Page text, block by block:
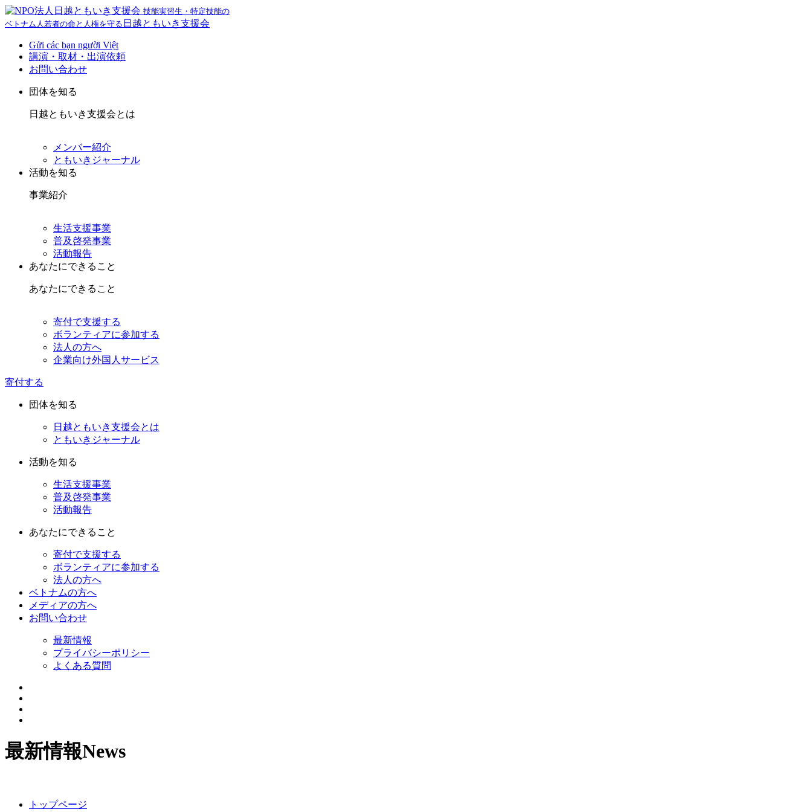
技能実習生・特定技能の
ベトナム人若者の命と人権を守る 日越ともいき支援会
Gửi các bạn người Việt
講演・取材・出演依頼
お問い合わせ
団体を知る
日越ともいき支援会とは
メンバー紹介
ともいきジャーナル
活動を知る
事業紹介
生活支援事業
普及啓発事業
活動報告
あなたにできること
あなたにできること
寄付で支援する
ボランティアに参加する
法人の方へ
企業向け外国人サービス
寄付する
団体を知る
日越ともいき支援会とは
ともいきジャーナル
活動を知る
生活支援事業
普及啓発事業
活動報告
あなたにできること
寄付で支援する
ボランティアに参加する
法人の方へ
ベトナムの方へ
メディアの方へ
お問い合わせ
最新情報
プライバシーポリシー
よくある質問
最新情報News
トップページ